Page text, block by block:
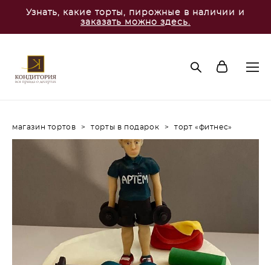
Узнать, какие торты, пирожные в наличии и
заказать можно здесь.
магазин тортов > торты в подарок > торт «фитнес»